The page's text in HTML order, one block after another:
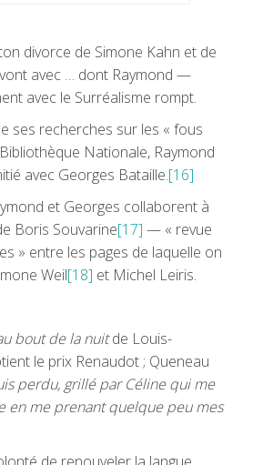
divorce de Simone Kahn et de
avec … dont Raymond —
avec le Surréalisme rompt.
ses recherches sur les « fous
Nationale, Raymond
avec Georges Bataille.[16]
et Georges collaborent à
Boris Souvarine[17] — « revue
» entre les pages de laquelle on
Weil[18] et Michel Leiris.
bout de la nuitde Louis-
le prix Renaudot ; Queneau
perdu, grillé par Céline qui me
en me prenant quelque peu mes